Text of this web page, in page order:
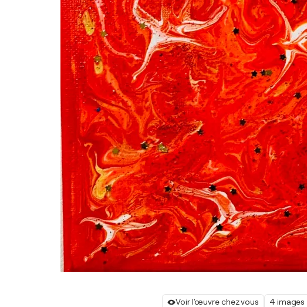
Voir l'œuvre chez vous 4 images